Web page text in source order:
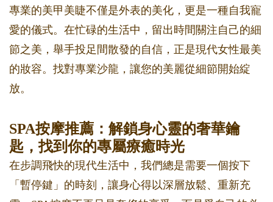
專業的美甲美睫不僅是外表的美化，更是一種自我寵
愛的儀式。在忙碌的生活中，留出時間關注自己的細
節之美，舉手投足間散發的自信，正是現代女性最美
的妝容。找對專業沙龍，讓您的美麗從細節開始綻
放。
SPA按摩推薦：解鎖身心靈的奢華鑰
匙，找到你的專屬療癒時光
在步調飛快的現代生活中，我們總是需要一個按下
「暫停鍵」的時刻，讓身心得以深層放鬆、重新充